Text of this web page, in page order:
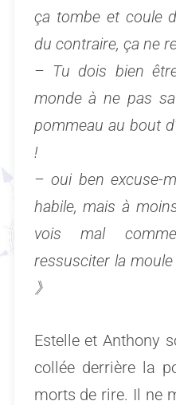
ça tombe et coule
du contraire, ça ne
– Tu dois bien
monde à ne pas
pommeau au bout
!
– oui ben excuse-
habile, mais à
vois mal
ressusciter la
》
Estelle et Anthony
collée derrière la
morts de rire. Il ne